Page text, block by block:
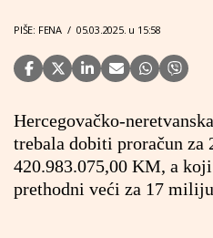
PIŠE: FENA / 05.03.2025. u 15:58
Hercegovačko-
trebala dobiti proračun za
420.983.075,00 KM, a
prethodni veći za 17